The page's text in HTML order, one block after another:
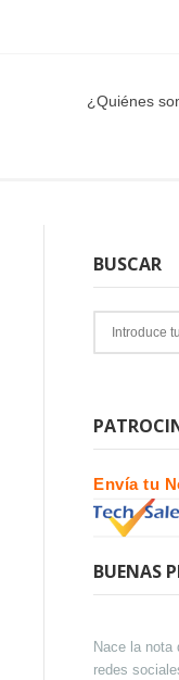
¿Quiénes
BUSCAR
Envía tu
BUENAS
Nace la nota
redes